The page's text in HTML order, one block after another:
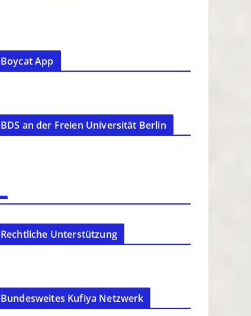
Boycat App
BDS an der Freien Universität Berlin
Rechtliche Unterstützung
Bundesweites Kufiya Netzwerk